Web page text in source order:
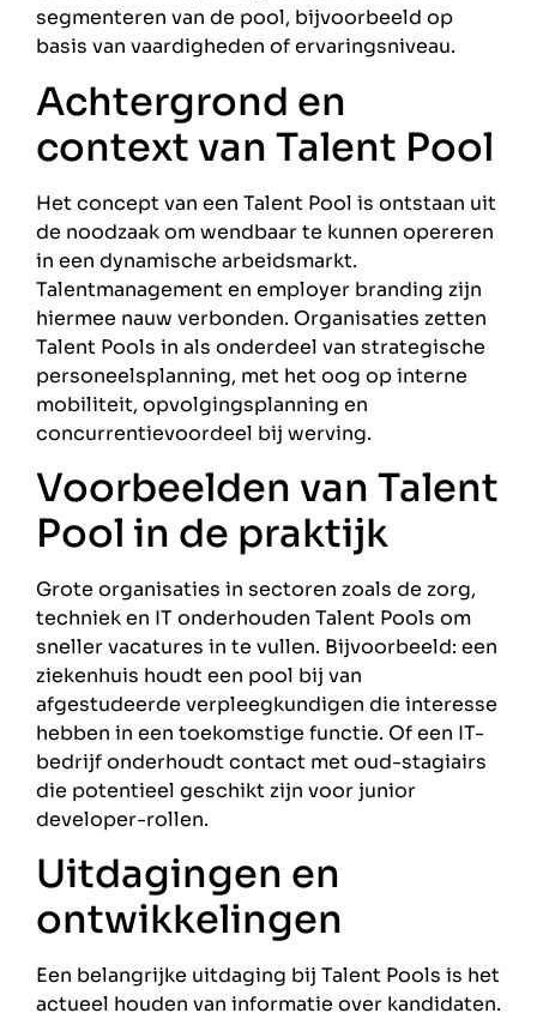
segmenteren van de pool, bijvoorbeeld op
basis van vaardigheden of ervaringsniveau.
Achtergrond en
context van Talent Pool
Het concept van een Talent Pool is ontstaan uit
de noodzaak om wendbaar te kunnen opereren
in een dynamische arbeidsmarkt.
Talentmanagement en employer branding zijn
hiermee nauw verbonden. Organisaties zetten
Talent Pools in als onderdeel van strategische
personeelsplanning, met het oog op interne
mobiliteit, opvolgingsplanning en
concurrentievoordeel bij werving.
Voorbeelden van Talent
Pool in de praktijk
Grote organisaties in sectoren zoals de zorg,
techniek en IT onderhouden Talent Pools om
sneller vacatures in te vullen. Bijvoorbeeld: een
ziekenhuis houdt een pool bij van
afgestudeerde verpleegkundigen die interesse
hebben in een toekomstige functie. Of een IT-
bedrijf onderhoudt contact met oud-stagiairs
die potentieel geschikt zijn voor junior
developer-rollen.
Uitdagingen en
ontwikkelingen
Een belangrijke uitdaging bij Talent Pools is het
actueel houden van informatie over kandidaten.